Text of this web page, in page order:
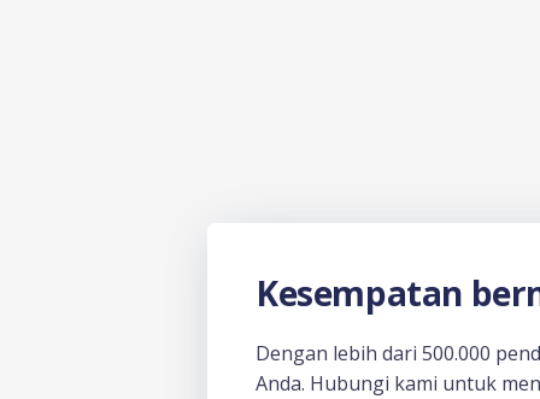
Kesempatan
Dengan lebih dari 500.000
Anda. Hubungi kami untuk